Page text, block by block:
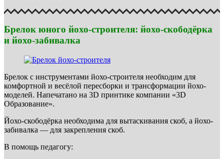
Брелок юного йохо-строителя: йохо-скободёрка
и йохо-забивалка
Брелок с инструментами йохо-строителя необходим для
комфортной и весёлой пересборки и трансформации йохо-
моделей. Напечатано на 3D принтике компании «3D
Образование».
Йохо-скободёрка необходима для вытаскивания скоб, а йохо-
забивалка — для закрепления скоб.
В помощь педагогу: